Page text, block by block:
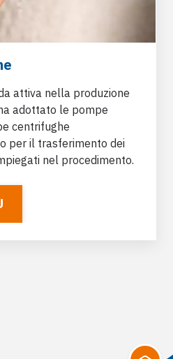
attiva nella produzione
adottato le pompe
centrifughe
per il trasferimento dei
nel procedimento.